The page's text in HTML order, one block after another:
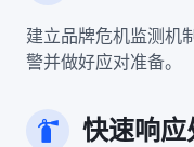
建立品牌危机监测机
警并做好应对准备。
快速响应